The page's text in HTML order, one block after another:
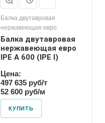
Балка двутавровая
нержавеющая евро
Балка двутавровая
нержавеющая евро
IPE A 600 (IPE l)
Цена:
497 635 руб/т
52 600 руб/м
КУПИТЬ